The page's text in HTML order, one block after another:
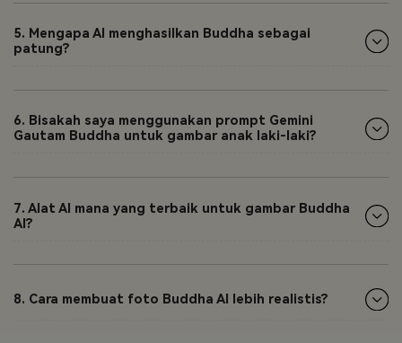
5. Mengapa AI menghasilkan Buddha sebagai
patung?
6. Bisakah saya menggunakan prompt Gemini
Gautam Buddha untuk gambar anak laki-laki?
7. Alat AI mana yang terbaik untuk gambar Buddha
AI?
8. Cara membuat foto Buddha AI lebih realistis?